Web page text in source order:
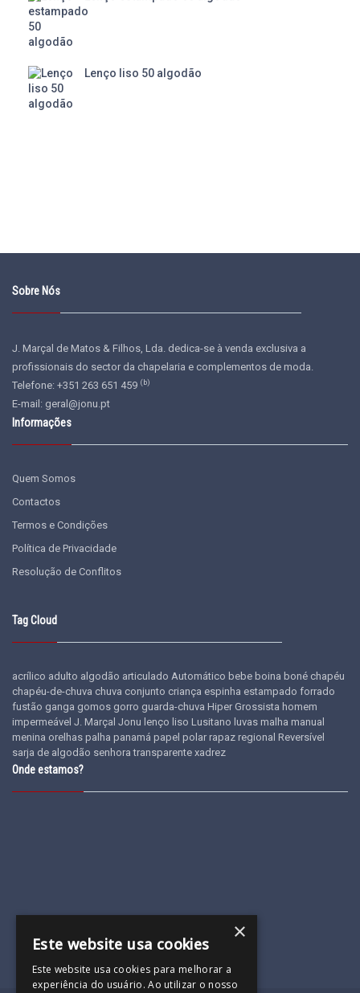
Lenço liso 50 algodão
Sobre Nós
J. Marçal de Matos & Filhos, Lda. dedica-se à venda exclusiva a
profissionais do sector da chapelaria e complementos de moda.
Telefone: +351 263 651 459 (b)
E-mail: geral@jonu.pt
Informações
Quem Somos
Contactos
Termos e Condições
Política de Privacidade
Resolução de Conflitos
Tag Cloud
acrílico adulto algodão articulado Automático bebe boina boné chapéu
chapéu-de-chuva chuva conjunto criança espinha estampado forrado
fustão ganga gomos gorro guarda-chuva Hiper Grossista homem
impermeável J. Marçal Jonu lenço liso Lusitano luvas malha manual
menina orelhas palha panamá papel polar rapaz regional Reversível
sarja de algodão senhora transparente xadrez
Onde estamos?
×
Este website usa cookies
Este website usa cookies para melhorar a
experiência do usuário. Ao utilizar o nosso